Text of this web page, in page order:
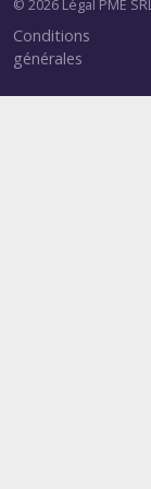
© 2026 Légal PME
Conditions
générales